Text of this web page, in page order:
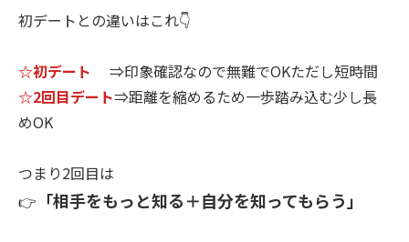
初デートとの違いはこれ👇
☆初デート ⇒印象確認なので無難でOKただし短時間
☆2回目デート⇒距離を縮めるため一歩踏み込む少し長
めOK
つまり2回目は
👉 「相手をもっと知る＋自分を知ってもらう」